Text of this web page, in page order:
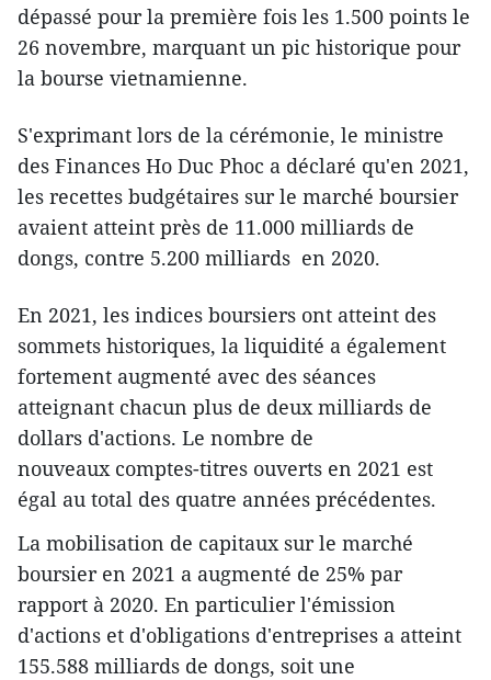
dépassé pour la première fois les 1.500 points le
26 novembre, marquant un pic historique pour
la bourse vietnamienne.
S'exprimant lors de la cérémonie, le ministre
des Finances Ho Duc Phoc a déclaré qu'en 2021,
les recettes budgétaires sur le marché boursier
avaient atteint près de 11.000 milliards de
dongs, contre 5.200 milliards en 2020.
En 2021, les indices boursiers ont atteint des
sommets historiques, la liquidité a également
fortement augmenté avec des séances
atteignant chacun plus de deux milliards de
dollars d'actions. Le nombre de
nouveaux comptes-titres ouverts en 2021 est
égal au total des quatre années précédentes.
La mobilisation de capitaux sur le marché
boursier en 2021 a augmenté de 25% par
rapport à 2020. En particulier l'émission
d'actions et d'obligations d'entreprises a atteint
155.588 milliards de dongs, soit une